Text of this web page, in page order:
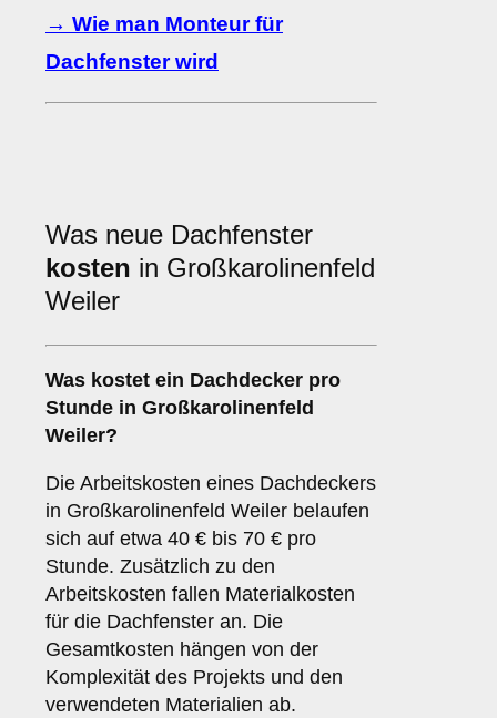
→ Wie man Monteur für
Dachfenster wird
Was neue Dachfenster
kosten in Großkarolinenfeld
Weiler
Was kostet ein Dachdecker pro
Stunde in Großkarolinenfeld
Weiler?
Die Arbeitskosten eines Dachdeckers
in Großkarolinenfeld Weiler belaufen
sich auf etwa 40 € bis 70 € pro
Stunde. Zusätzlich zu den
Arbeitskosten fallen Materialkosten
für die Dachfenster an. Die
Gesamtkosten hängen von der
Komplexität des Projekts und den
verwendeten Materialien ab.